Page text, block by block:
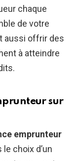
chaque
de votre
aussi offrir des
à atteindre
sur
emprunteur
choix d’un